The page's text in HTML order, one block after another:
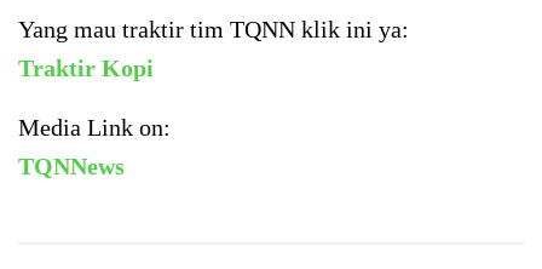
Yang mau traktir tim TQNN klik ini ya:
Traktir Kopi
Media Link on:
TQNNews